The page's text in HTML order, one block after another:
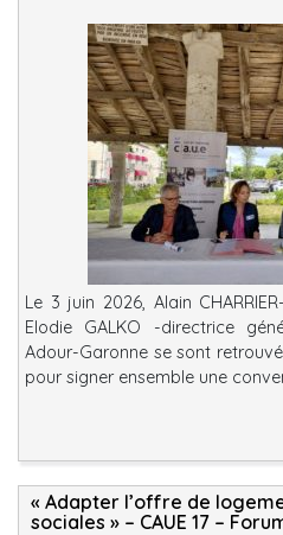
Le 3 juin 2026, Alain
Elodie GALKO -directrice
Adour-Garonne se sont
pour signer ensemble une
« Adapter l’offre de
sociales » – CAUE 17 –